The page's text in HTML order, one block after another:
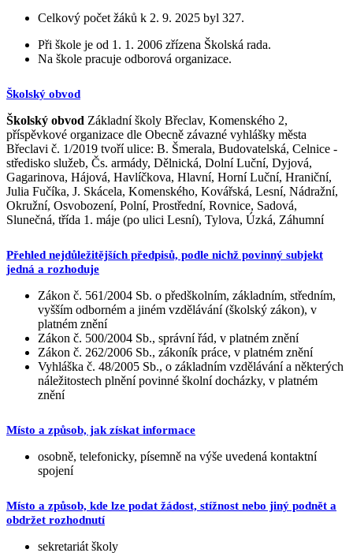
Celkový počet žáků k 2. 9. 2025 byl 327.
Při škole je od 1. 1. 2006 zřízena Školská rada.
Na škole pracuje odborová organizace.
Školský obvod
Školský obvod Základní školy Břeclav, Komenského 2,
příspěvkové organizace dle Obecně závazné vyhlášky města
Břeclavi č. 1/2019 tvoří ulice: B. Šmerala, Budovatelská, Celnice -
středisko služeb, Čs. armády, Dělnická, Dolní Luční, Dyjová,
Gagarinova, Hájová, Havlíčkova, Hlavní, Horní Luční, Hraniční,
Julia Fučíka, J. Skácela, Komenského, Kovářská, Lesní, Nádražní,
Okružní, Osvobození, Polní, Prostřední, Rovnice, Sadová,
Slunečná, třída 1. máje (po ulici Lesní), Tylova, Úzká, Záhumní
Přehled nejdůležitějších předpisů, podle nichž povinný subjekt
jedná a rozhoduje
Zákon č. 561/2004 Sb. o předškolním, základním, středním,
vyšším odborném a jiném vzdělávání (školský zákon), v
platném znění
Zákon č. 500/2004 Sb., správní řád, v platném znění
Zákon č. 262/2006 Sb., zákoník práce, v platném znění
Vyhláška č. 48/2005 Sb., o základním vzdělávání a některých
náležitostech plnění povinné školní docházky, v platném
znění
Místo a způsob, jak získat informace
osobně, telefonicky, písemně na výše uvedená kontaktní
spojení
Místo a způsob, kde lze podat žádost, stížnost nebo jiný podnět a
obdržet rozhodnutí
sekretariát školy